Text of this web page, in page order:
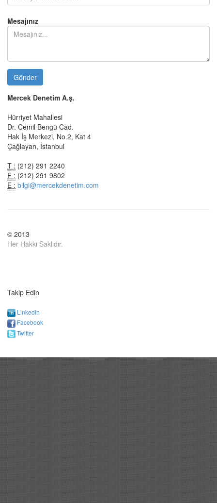
Mesajınız
Gönder
Mercek Denetim A.ş.
Hürriyet Mahallesi
Dr. Cemil Bengü Cad.
Hak İş Merkezi, No.2, Kat 4
Çağlayan, İstanbul
T : (212) 291 2240
F : (212) 291 9802
E : bilgi@mercekdenetim.com
© 2013
Her Hakkı Saklıdır.
Takip Edin
LinkedIn
Facebook
Twitter